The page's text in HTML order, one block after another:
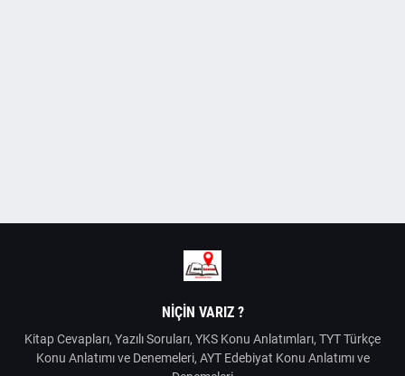
NIÇIN VARIZ ?
Kitap Cevapları, Yazılı Soruları, YKS Konu Anlatımları, TYT Türkçe
Konu Anlatımı ve Denemeleri, AYT Edebiyat Konu Anlatımı ve